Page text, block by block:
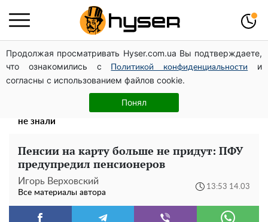
Продолжая просматривать Hyser.com.ua Вы подтверждаете,
что ознакомились с
Политикой конфиденциальности
и
согласны с использованием файлов cookie.
Понял
Павел Прудников и его удивительная карьера от
актера в российском театре до номинанта в
руководители Федерации профсоюзов
Поэтому и выглядит так молодо: 5 простых и
любимых блюд Аллы Пугачевой, о которых вы точно
не знали
Пенсии на карту больше не придут: ПФУ
предупредил пенсионеров
Игорь Верховский
Все материалы автора
13:53 14.03